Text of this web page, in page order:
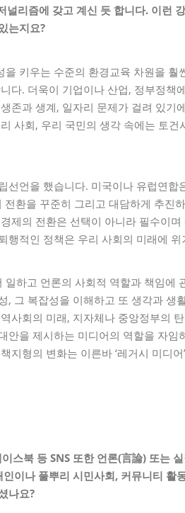
널리즘에 갖고계신 듯 합니다. 이런
는지요?
키우는 수준의 환경교육 차원을 훨
다. 더욱이 기업이나 산업, 정부정책
존과 생계, 일자리 문제가 걸려 있기
사회, 우리 국민의 생각 속에는 토
언을 했습니다. 미국이나 유럽연합
환을 꾸준히 그리고 대담하게 추진
제의 전환은 선택이 아니라 필수이
행적인 정책은 우리 사회의 미래에
하고 언론의 사회적 역할과 책임에
, 그 복잡성을 이해하고 또 생각과 생
사회의 미래, 지자체나 중앙정부의
안을 제시하는 미디어의 역할을 자임
지형의 변화는 이른바 ‘레거시 미디
스북 등 SNS 또한 언론(言論) 또는
이나 풀뿌리 시민사회, 커뮤니티 활
나요?